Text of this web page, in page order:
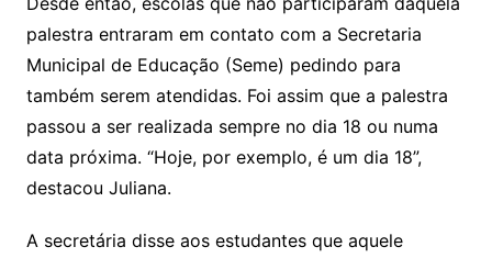
palestra entraram em contato com a Secretaria
Municipal de Educação (Seme) pedindo para
também serem atendidas. Foi assim que a palestra
passou a ser realizada sempre no dia 18 ou numa
data próxima. “Hoje, por exemplo, é um dia 18”,
destacou Juliana.
A secretária disse aos estudantes que aquele